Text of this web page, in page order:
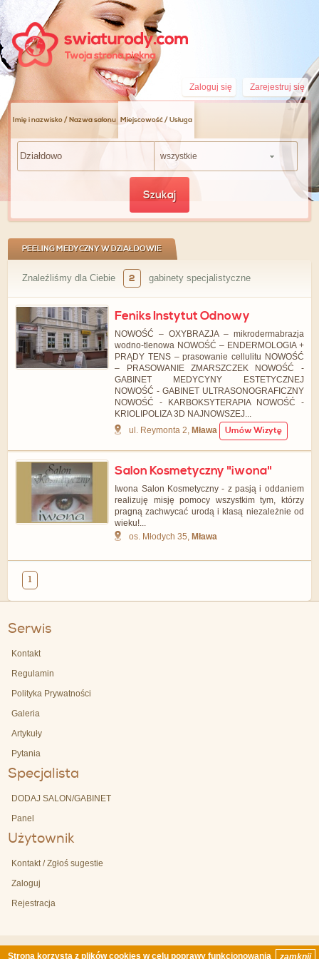
Zarejestruj się
Zaloguj się
Imię i nazwisko / Nazwa salonu Miejscowość / Usługa
wszystkie
Szukaj
PEELING MEDYCZNY W DZIAŁDOWIE
Znaleźliśmy dla Ciebie 2 gabinety specjalistyczne
Feniks Instytut Odnowy
NOWOŚĆ – OXYBRAZJA – mikrodermabrazja
wodno-tlenowa NOWOŚĆ – ENDERMOLOGIA +
PRĄDY TENS – prasowanie cellulitu NOWOŚĆ
– PRASOWANIE ZMARSZCZEK NOWOŚĆ -
GABINET MEDYCYNY ESTETYCZNEJ
NOWOŚĆ - GABINET ULTRASONOGRAFICZNY
NOWOŚĆ - KARBOKSYTERAPIA NOWOŚĆ -
KRIOLIPOLIZA 3D NAJNOWSZEJ...
ul. Reymonta 2, Mława Umów Wizytę
Salon Kosmetyczny "iwona"
Iwona Salon Kosmetyczny - z pasją i oddaniem
realizuję misję pomocy wszystkim tym, którzy
pragną zachwycać urodą i klasą niezależnie od
wieku!...
os. Młodych 35, Mława
1
Serwis
Kontakt
Regulamin
Polityka Prywatności
Galeria
Artykuły
Pytania
Specjalista
DODAJ SALON/GABINET
Panel
Użytownik
Kontakt / Zgłoś sugestie
Zaloguj
Rejestracja
zamknij
Strona korzysta z plików cookies w celu poprawy funkcjonowania